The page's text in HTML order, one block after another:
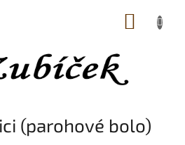
(parohové bolo)